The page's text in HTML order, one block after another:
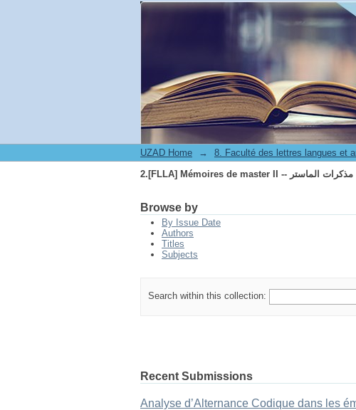
2.[FLLA] Mémoires de master II -- مذكرات الماستر
UZAD Home →
2.[FLLA] Mémoires de master II -- مذكرات الماستر
Browse by
By Issue Date
Authors
Titles
Subjects
Search within this collection:
Recent Submissions
Analyse d’Alternance Codique dans les